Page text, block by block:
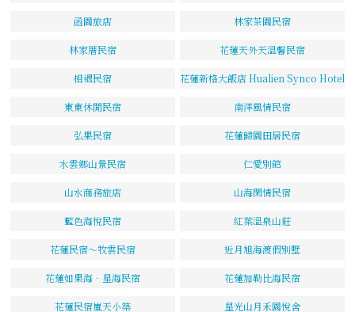
函園旅店 林家茶園民宿
林家厝民宿 花蓮天外天溫馨民宿
相遇民宿 花蓮新格大飯店 Hualien Synco Hotel
東東休閒民宿 南洋風情民宿
弘果民宿 花蓮歸園田居民宿
水雲鄉山景民宿 仁愛別館
山水商務旅店 山海閑情民宿
藍色海悅民宿 紅葉溫泉山莊
花蓮民宿～牧雲民宿 近月旭海渡假別墅
花蓮如果海．星海民宿 花蓮加勒比海民宿
花蓮民宿嵐天小築 星光山月禾園悅舍